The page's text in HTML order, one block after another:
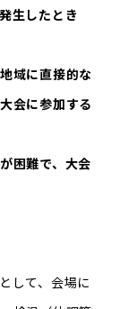
生したとき
域に直接的な
会に参加する
困難で、大会
して、会場に